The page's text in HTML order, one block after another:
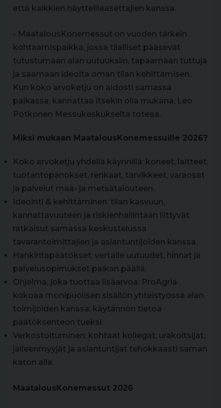
että kaikkien näytteilleasettajien kanssa.
- MaatalousKonemessut on vuoden tärkein
kohtaamispaikka, jossa tilalliset pääsevät
tutustumaan alan uutuuksiin, tapaamaan tuttuja
ja saamaan ideoita oman tilan kehittämisen.
Kun koko arvoketju on aidosti samassa
paikassa, kannattaa itsekin olla mukana, Leo
Potkonen Messukeskukselta toteaa.
Miksi mukaan MaatalousKonemessuille 2026?
Koko arvoketju yhdellä käynnillä: koneet, laitteet,
tuotantopanokset, renkaat, tarvikkeet, varaosat
ja palvelut maa- ja metsätalouteen.
Ideointi & kehittäminen: tilan kasvuun,
kannattavuuteen ja riskienhallintaan liittyvät
ratkaisut samassa keskustelussa
tavarantoimittajien ja asiantuntijoiden kanssa.
Hankintapäätökset: vertaile uutuudet, hinnat ja
palvelusopimukset paikan päällä.
Ohjelma, joka tuottaa lisäarvoa: ProAgria
kokoaa monipuolisen sisällön yhteistyössä alan
toimijoiden kanssa: käytännön tietoa
päätöksenteon tueksi.
Verkostoituminen: kohtaat kollegat, urakoitsijat,
jälleenmyyjät ja asiantuntijat tehokkaasti saman
katon alla.
MaatalousKonemessut 2026